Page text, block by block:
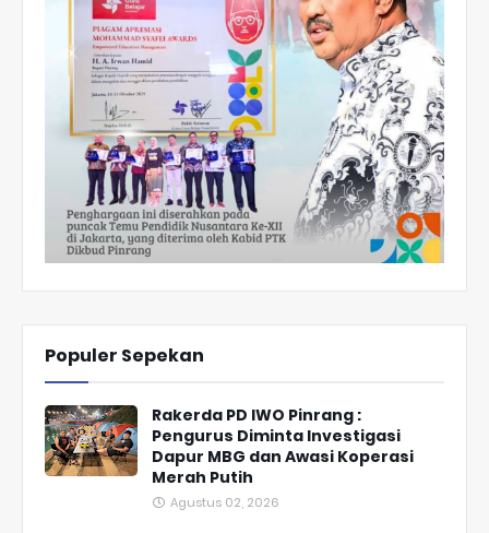
Populer Sepekan
Rakerda PD IWO Pinrang :
Pengurus Diminta Investigasi
Dapur MBG dan Awasi Koperasi
Merah Putih
Agustus 02, 2026